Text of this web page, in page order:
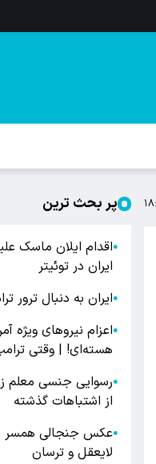
پر بحث ترین
●اقدام ایلان ماسک
ایران در توئیتر
●ایران به دنبال ترور
●اعزام نیروهای ویژه
هسته‌ای! | وقتی
●
از اشتباهات گذشته
●عکس جنجالی همسر
لایعقل و ترسان